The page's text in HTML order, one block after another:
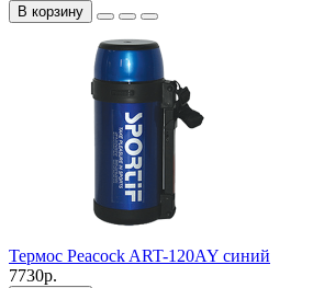
В корзину
Термос Peacock ART-120AY синий
7730р.